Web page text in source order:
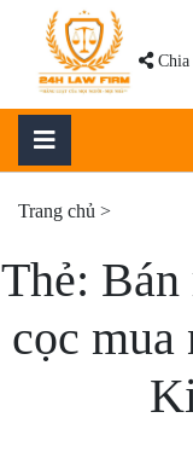
content
Chia
Trang chủ >
Thẻ: Bán
cọc mua